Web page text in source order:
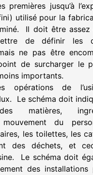
premières jusqu’à
utilisé pour la
Il doit être assez
de définir les
ne pas être
de surcharger le
importants.
opérations de
Le schéma doit
matières,
du
les toilettes, les
des déchets, et
Le schéma doit
des